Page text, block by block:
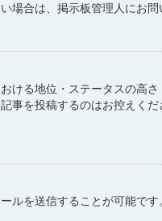
合は、掲示板管理人にお問
る地位・ステータスの高さ
事を投稿するのはお控えく
ルを送信することが可能で